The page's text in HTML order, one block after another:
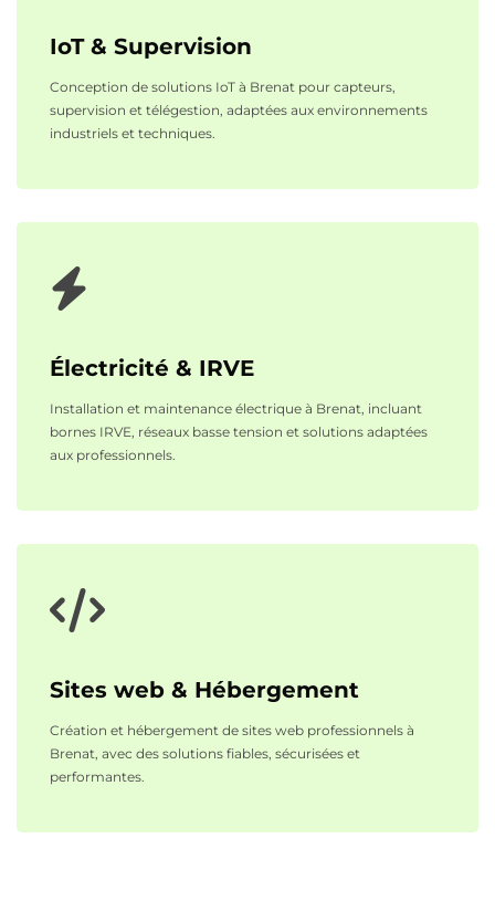
IoT & Supervision
Conception de solutions IoT à Brenat pour capteurs,
supervision et télégestion, adaptées aux environnements
industriels et techniques.
Électricité & IRVE
Installation et maintenance électrique à Brenat, incluant
bornes IRVE, réseaux basse tension et solutions adaptées
aux professionnels.
Sites web & Hébergement
Création et hébergement de sites web professionnels à
Brenat, avec des solutions fiables, sécurisées et
performantes.